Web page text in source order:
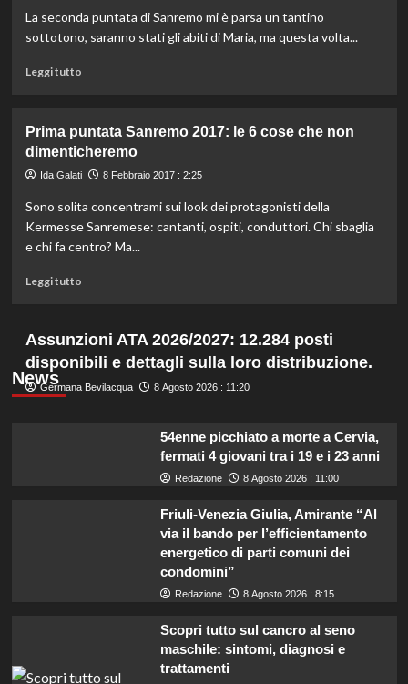
serata
vissuta
teatro
La seconda puntata di Sanremo mi è parsa un tantino
sottotono, saranno stati gli abiti di Maria, ma questa volta...
Leggi tuttoLeggi
Seconda
serata
Sanremo:
5
cose
(proprio)
Prima puntata Sanremo 2017: le 6 cose che non
dimenticheremo
Ida Galati 8 Febbraio 2017 : 2:25
Sono solita concentrami sui look dei protagonisti della
Kermesse Sanremese: cantanti, ospiti, conduttori. Chi sbaglia
e chi fa centro? Ma...
Leggi tuttoLeggi
su
Prima
puntata
Sanremo
News
Assunzioni ATA 2026/2027: 12.284 posti
disponibili e dettagli sulla loro distribuzione.
Germana Bevilacqua 8 Agosto 2026 : 11:20
54enne picchiato a morte a Cervia,
fermati 4 giovani tra i 19 e i 23 anni
Redazione 8 Agosto 2026 : 11:00
Friuli-Venezia Giulia, Amirante “Al
via il bando per l’efficientamento
energetico di parti comuni dei
condomini”
Redazione 8 Agosto 2026 : 8:15
Scopri tutto sul cancro al seno
maschile: sintomi, diagnosi e
trattamenti